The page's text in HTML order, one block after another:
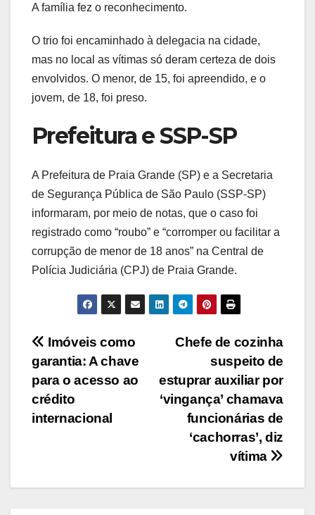
A família fez o reconhecimento.
O trio foi encaminhado à delegacia na cidade,
mas no local as vítimas só deram certeza de dois
envolvidos. O menor, de 15, foi apreendido, e o
jovem, de 18, foi preso.
Prefeitura e SSP-SP
A Prefeitura de Praia Grande (SP) e a Secretaria
de Segurança Pública de São Paulo (SSP-SP)
informaram, por meio de notas, que o caso foi
registrado como “roubo” e “corromper ou facilitar a
corrupção de menor de 18 anos” na Central de
Polícia Judiciária (CPJ) de Praia Grande.
Navegação
de
Post
Chefe de cozinha
suspeito de
estuprar auxiliar por
‘vingança’ chamava
funcionárias de
‘cachorras’, diz
vítima
Imóveis como
garantia: A chave
para o acesso ao
crédito
internacional